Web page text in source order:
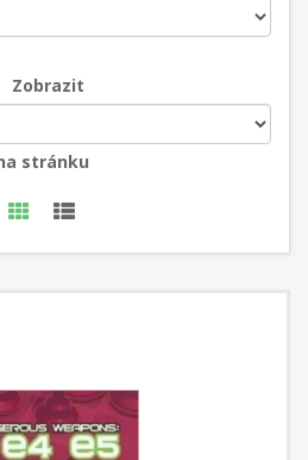
Zobrazit
stránku